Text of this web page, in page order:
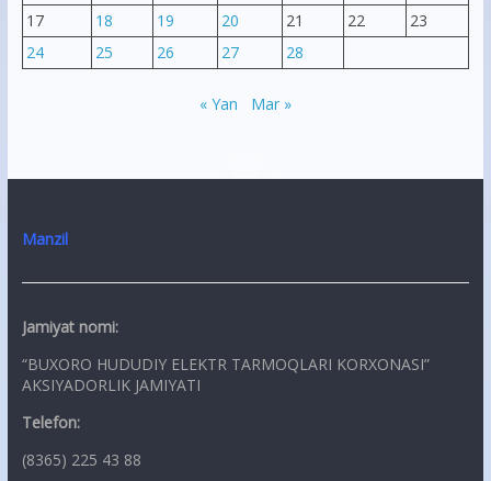
17
18 19 20 21 22
23
24
25 26 27 28
« Yan Mar »
Manzil
Jamiyat nomi:
“BUXORO HUDUDIY ELEKTR TARMOQLARI KORXONASI”
AKSIYADORLIK JAMIYATI
Telefon:
(8365) 225 43 88